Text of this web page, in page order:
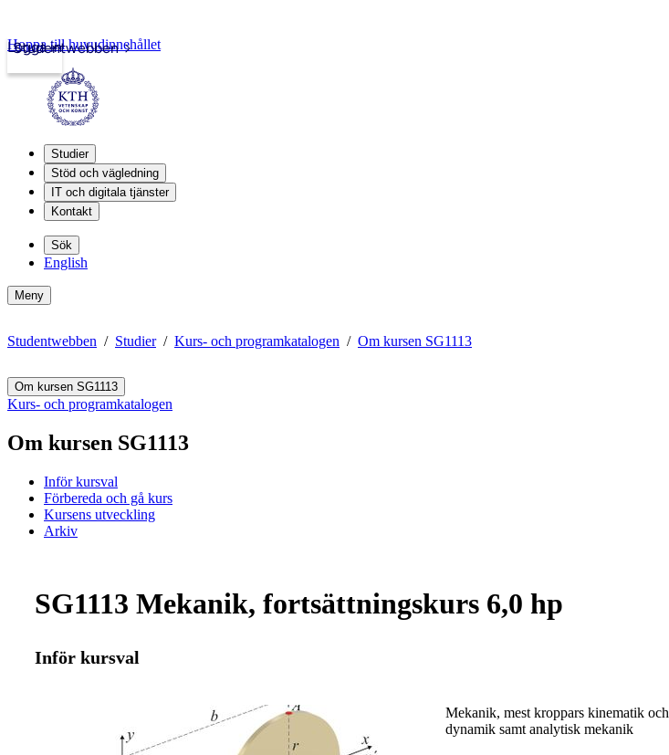
Studentwebben
Logga in
Hoppa till huvudinnehållet
Studier
Stöd och vägledning
IT och digitala tjänster
Kontakt
Sök
English
Meny
Studentwebben Studier Kurs- och programkatalogen Om kursen SG1113
Om kursen SG1113
Kurs- och programkatalogen
Om kursen SG1113
Inför kursval
Förbereda och gå kurs
Kursens utveckling
Arkiv
SG1113 Mekanik, fortsättningskurs 6,0 hp
Inför kursval
Mekanik, mest kroppars kinematik och
dynamik samt analytisk mekanik